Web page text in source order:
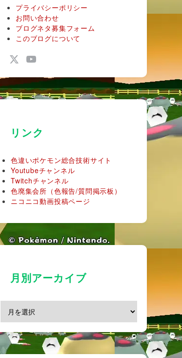
プライバシーポリシー
お問い合わせ
ブログネタ募集フォーム
このブログについて
リンク
色違いポケモン総合技術サイト
Youtubeチャンネル
Twitchチャンネル
色廃集会所（色報告/質問掲示板）
ニコニコ動画投稿ページ
月別アーカイブ